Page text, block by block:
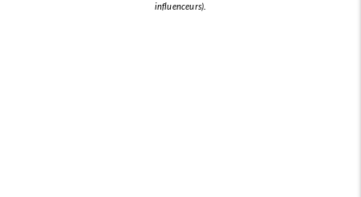
influenceurs).